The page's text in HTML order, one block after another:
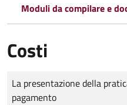
Moduli da compilare e
Costi
Tipo di pagamento
Importo
La presentazione della
pagamento